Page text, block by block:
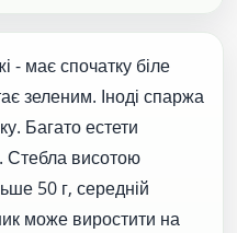
- має спочатку біле
зеленим. Іноді спаржа
Багато естети
Стебла висотою
50 г, середній
може виростити на